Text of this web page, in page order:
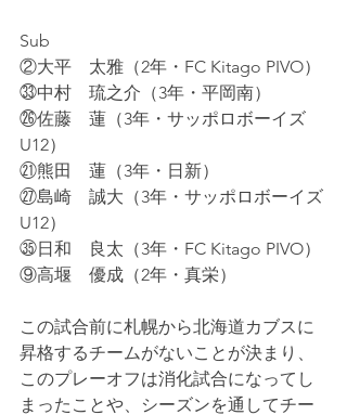
Sub
②大平　太雅（2年・FC Kitago PIVO）
㉝中村　琉之介（3年・平岡南）
㉖佐藤　蓮（3年・サッポロボーイズ
U12）
㉑熊田　蓮（3年・日新）
㉗島崎　誠大（3年・サッポロボーイズ
U12）
㉟日和　良太（3年・FC Kitago PIVO）
⑨高堰　優成（2年・真栄）
この試合前に札幌から北海道カブスに
昇格するチームがないことが決まり、
このプレーオフは消化試合になってし
まったことや、シーズンを通してチー